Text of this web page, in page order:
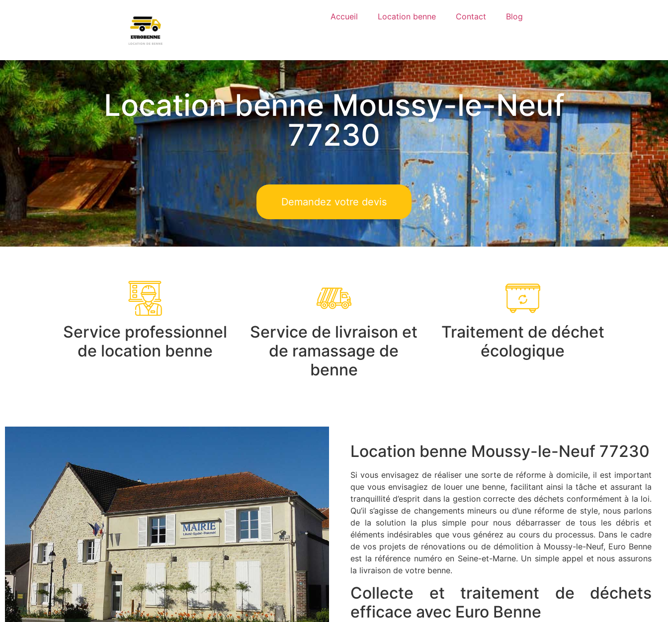
Accueil Location benne Contact Blog
Location benne Moussy-le-Neuf
77230
Demandez votre devis
Service professionnel
de location benne
Service de livraison et
de ramassage de
benne
Traitement de déchet
écologique
Location benne Moussy-le-Neuf 77230
Si vous envisagez de réaliser une sorte de réforme à domicile, il est important
que vous envisagiez de louer une benne, facilitant ainsi la tâche et assurant la
tranquillité d’esprit dans la gestion correcte des déchets conformément à la loi.
Qu’il s’agisse de changements mineurs ou d’une réforme de style, nous parlons
de la solution la plus simple pour nous débarrasser de tous les débris et
éléments indésirables que vous générez au cours du processus. Dans le cadre
de vos projets de rénovations ou de démolition à Moussy-le-Neuf, Euro Benne
est la référence numéro en Seine-et-Marne. Un simple appel et nous assurons
la livraison de votre benne.
Collecte et traitement de déchets
efficace avec Euro Benne